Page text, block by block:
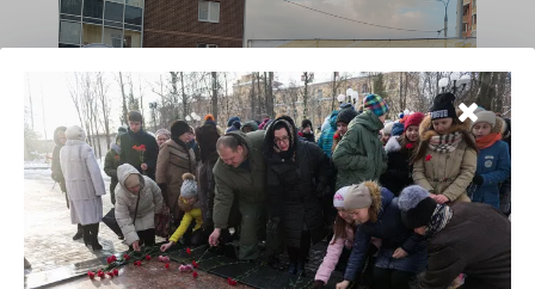
«Районы-кварталы»
путешествуют по городу